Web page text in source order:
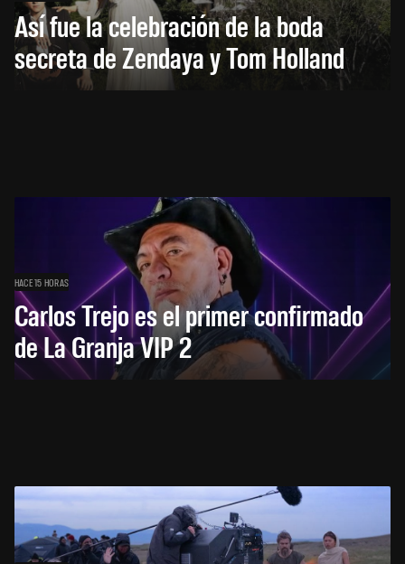
Así fue la celebración de la boda
secreta de Zendaya y Tom Holland
HACE 15 HORAS
Carlos Trejo es el primer confirmado
de La Granja VIP 2